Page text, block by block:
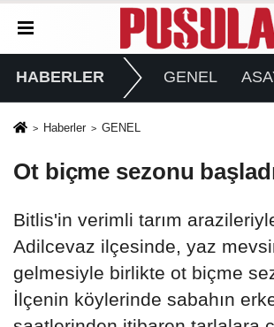
HABERLER GENEL
Haberler GENEL
Ot biçme sezonu
Bitlis'in verimli tarım
Adilcevaz ilçesinde, yaz
gelmesiyle birlikte ot biçme
İlçenin köylerinde sabahın